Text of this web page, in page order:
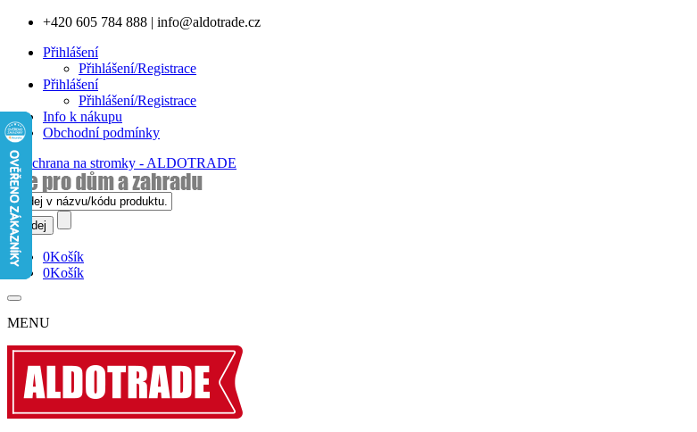
+420 605 784 888 | info@aldotrade.cz
Přihlášení
Přihlášení/Registrace
Přihlášení
Přihlášení/Registrace
Info k nákupu
Obchodní podmínky
0Košík
0Košík
MENU